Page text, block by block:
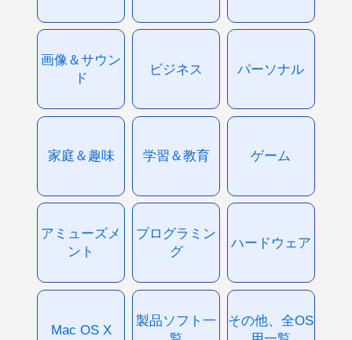
画像＆サウン
ド
ビジネス パーソナル
家庭＆趣味 学習＆教育 ゲーム
アミューズメ
ント
プログラミン
グ
ハードウェア
Mac OS X
製品ソフト一
その他、全OS